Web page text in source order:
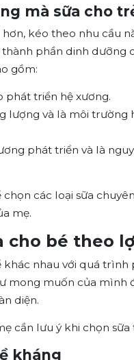
mà sữa cho
hơn, kéo theo nhu cầu
thành phần dinh
gồm:
phát triển hệ xương.
lượng và là môi trường
phát triển và là
các loại sữa
mẹ.
cho bé theo
nhau với quá
mong muốn của mình
diện.
cần lưu ý khi chọn
kháng